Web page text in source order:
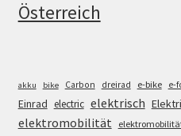
Österreich
akku bike Carbon dreirad e-bike e-
Einrad electric elektrisch
elektromobilität